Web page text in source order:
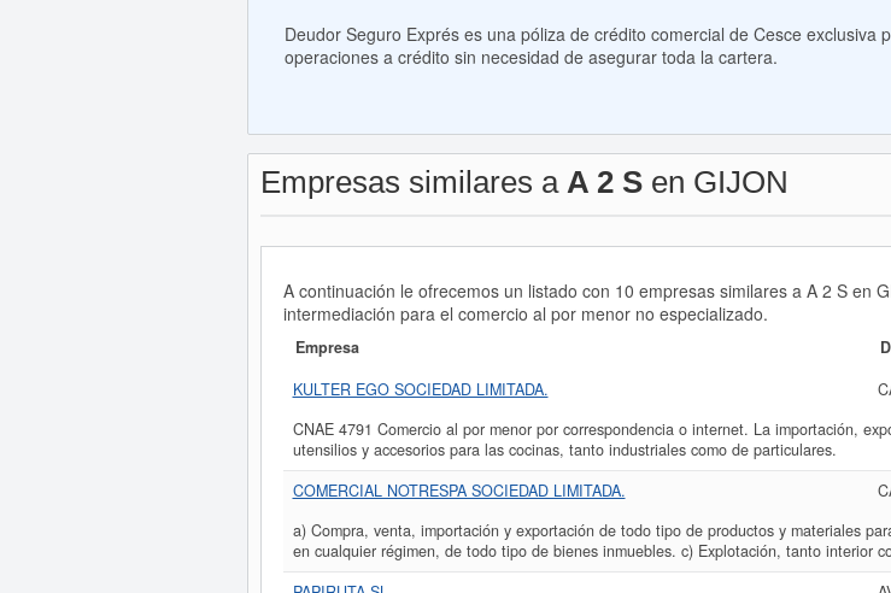
Deudor Seguro Exprés es una póliza de crédito comercial de Cesce
operaciones a crédito sin necesidad de asegurar toda la cartera.
Empresas similares a A 2 Sen GIJON
A continuación le ofrecemos un listado con 10 empresas similares a A 2 S en
intermediación para el comercio al por menor no especializado.
Empresa
KULTER EGO SOCIEDAD LIMITADA.
CNAE 4791 Comercio al por menor por correspondencia o internet. La importación,
utensilios y accesorios para las cocinas, tanto industriales como de particulares.
COMERCIAL NOTRESPA SOCIEDAD LIMITADA.
a) Compra, venta, importación y exportación de todo tipo de productos y materiales
en cualquier régimen, de todo tipo de bienes inmuebles. c) Explotación, tanto interior